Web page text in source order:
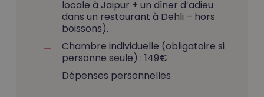
locale à Jaipur + un dîner d’adieu
dans un restaurant à Dehli – hors
boissons).
Chambre individuelle (obligatoire si
personne seule) : 149€
Dépenses personnelles